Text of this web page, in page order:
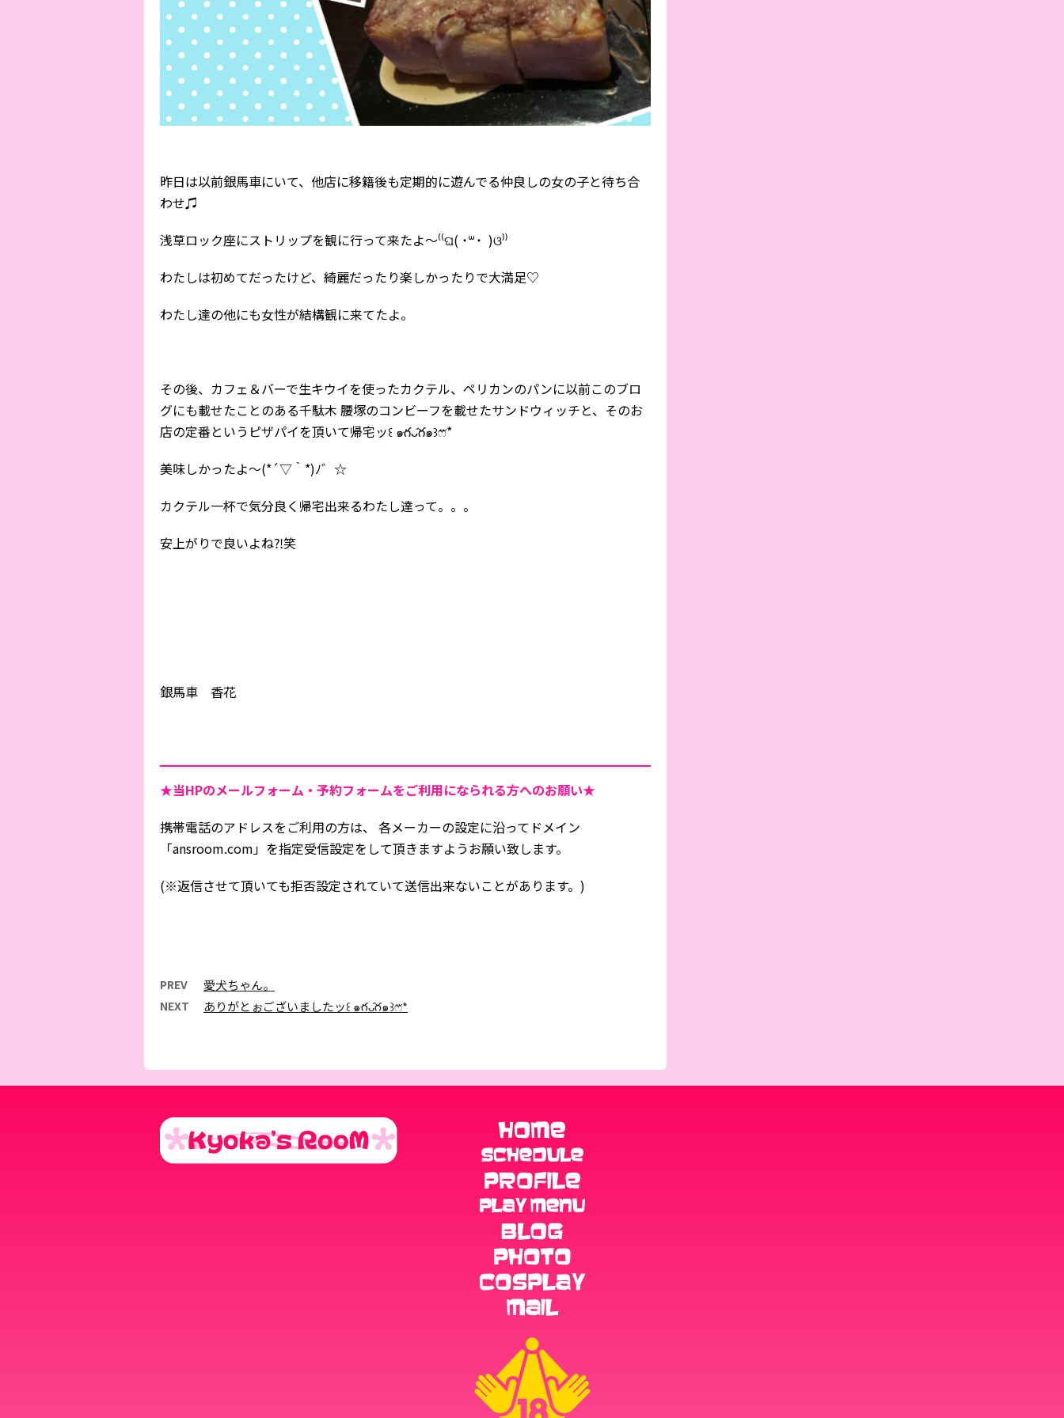
昨日は以前銀馬車にいて、他店に移籍後も定期的に遊んでる仲良しの女の子と待ち合
わせ♫
浅草ロック座にストリップを観に行って来たよ〜⁽⁽ଘ( ˙꒳​˙ )ଓ⁾⁾
わたしは初めてだったけど、綺麗だったり楽しかったりで大満足♡
わたし達の他にも女性が結構観に来てたよ。
その後、カフェ＆バーで生キウイを使ったカクテル、ペリカンのパンに以前このブロ
グにも載せたことのある千駄木 腰塚のコンビーフを載せたサンドウィッチと、そのお
店の定番というピザパイを頂いて帰宅ッ꒰ ๑ּగᴗ̂గ๑꒱ෆ⃛*
美味しかったよ〜(*´▽｀*)ﾉ゛☆
カクテル一杯で気分良く帰宅出来るわたし達って。。。
安上がりで良いよね⁈笑
銀馬車 香花
★当HPのメールフォーム・予約フォームをご利用になられる方へのお願い★
携帯電話のアドレスをご利用の方は、 各メーカーの設定に沿ってドメイン
「ansroom.com」を指定受信設定をして頂きますようお願い致します。
(※返信させて頂いても拒否設定されていて送信出来ないことがあります。)
PREV 愛犬ちゃん。
NEXT ありがとぉございましたッ꒰ ๑ּగᴗ̂గ๑꒱ෆ⃛*